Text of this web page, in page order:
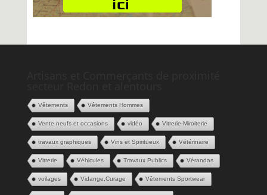
Vêtements Vêtements Hommes
Vente neufs et occasions vidéo Vitrerie-Miroiterie
travaux graphiques Vins et Spiritueux Vétérinaire
Vitrerie Véhicules Travaux Publics Vérandas
voilages Vidange,Curage Vêtements Sportwear